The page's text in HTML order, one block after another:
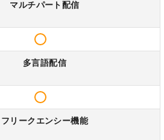
マルチパート配信
多言語配信
フリークエンシー機能